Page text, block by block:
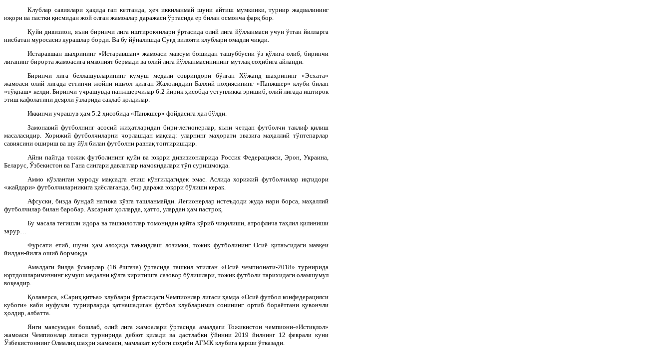
Клублар савиялари ҳақида гап кетганда, ҳеч иккиланмай шуни айтиш мумкинки, турнир жадвалининг
юқори ва пастки қисмидан жой олган жамоалар даражаси ўртасида ер билан осмонча фарқ бор.
Қуйи дивизион, яъни биринчи лига иштирокчилари ўртасида олий лига йўлланмаси учун ўтган йилларга
нисбатан муросасиз курашлар борди. Ва бу йўналишда Суғд вилояти клублари омадли чиқди.
Истаравшан шаҳрининг «Истаравшан» жамоаси мавсум бошидан ташуббусни ўз қўлига олиб, биринчи
лиганинг бирорта жамоасига имконият бермади ва олий лига йўлланмасинининг мутлақ соҳибига айланди.
Биринчи лига беллашувларининг кумуш медали совриндори бўлган Хўжанд шаҳрининг «Эсхата»
жамоаси олий лигада еттинчи жойни ишғол қилган Жалолиддин Балхий ноҳиясининг «Панжшер» клуби билан
«тўқнаш» келди. Биринчи учрашувда панжшерчилар 6:2 йирик ҳисобда устунликка эришиб, олий лигада иштирок
этиш кафолатини деярли ўзларида сақлаб қолдилар.
Иккинчи учрашув ҳам 5:2 ҳисобида «Панжшер» фойдасига ҳал бўлди.
Замонавий футболнинг асосий жиҳатларидан бири-легионерлар, яъни четдан футболчи таклиф қилиш
масаласидир. Хорижий футболчиларни чорлашдан мақсад: уларнинг маҳорати эвазига маҳаллий тўптепарлар
савиясини ошириш ва шу йўл билан футболни равнақ топтиришдир.
Айни пайтда тожик футболининг қуйи ва юқори дивизионларида Россия Федерацияси, Эрон, Украина,
Беларус, Ўзбекистон ва Гана сингари давлатлар намояндалари тўп суришмоқда.
Аммо кўзланган муроду мақсадга етиш кўнгилдагидек эмас. Аслида хорижий футболчилар иқтидори
«жайдари» футболчиларникига қиёслаганда, бир даража юқори бўлиши керак.
Афсуски, бизда бундай натижа кўзга ташланмайди. Легионерлар истеъдоди жуда нари борса, маҳаллий
футболчилар билан баробар. Аксарият ҳолларда, ҳатто, улардан ҳам пастроқ.
Бу масала тегишли идора ва ташкилотлар томонидан қайта кўриб чиқилиши, атрофлича таҳлил қилиниши
зарур…
Фурсати етиб, шуни ҳам алоҳида таъкидлаш лозимки, тожик футболининг Осиё қитаъсидаги мавқеи
йилдан-йилга ошиб бормоқда.
Амалдаги йилда ўсмирлар (16 ёшгача) ўртасида ташкил этилган «Осиё чемпионати-2018» турнирида
юртдошларимизнинг кумуш медални қўлга киритишга сазовор бўлишлари, тожик футболи тарихидаги оламшумул
воқеадир.
Қолаверса, «Сариқ қитъа» клублари ўртасидаги Чемпионлар лигаси ҳамда «Осиё футбол конфедерацияси
кубоги» каби нуфузли турнирларда қатнашадиган футбол клубларимиз сонининг ортиб бораётгани қувончли
ҳолдир, албатта.
Янги мавсумдан бошлаб, олий лига жамоалари ўртасида амалдаги Тожикистон чемпиони-«Истиқлол»
жамоаси Чемпионлар лигаси турнирида дебют қилади ва дастлабки ўйинни 2019 йилнинг 12 феврали куни
Ўзбекистоннинг Олмалиқ шаҳри жамоаси, мамлакат кубоги соҳиби АГМК клубига қарши ўтказади.